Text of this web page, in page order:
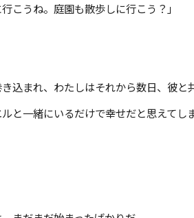
こうね。庭園も散歩しに行こう？」
込まれ、わたしはそれから数日、彼と
と一緒にいるだけで幸せだと思えてしま